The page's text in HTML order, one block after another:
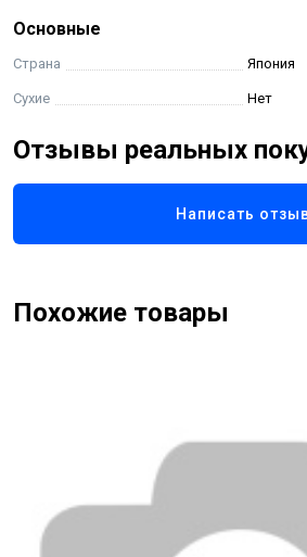
Основные
Страна Япония
Сухие Нет
Отзывы реальных
Написать
Похожие товары